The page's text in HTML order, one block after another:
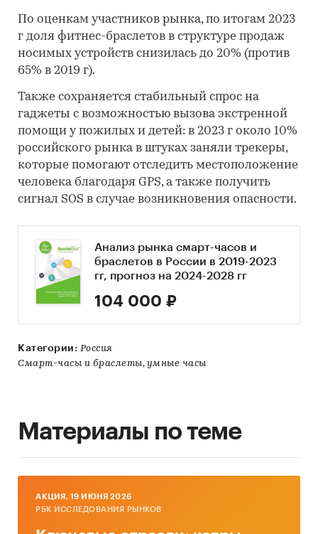
По оценкам участников рынка, по итогам 2023
г доля фитнес-браслетов в структуре продаж
носимых устройств снизилась до 20% (против
65% в 2019 г).
Также сохраняется стабильный спрос на
гаджеты с возможностью вызова экстренной
помощи у пожилых и детей: в 2023 г около 10%
российского рынка в штуках заняли трекеры,
которые помогают отследить местоположение
человека благодаря GPS, а также получить
сигнал SOS в случае возникновения опасности.
Анализ рынка смарт-часов и
браслетов в России в 2019-2023
гг, прогноз на 2024-2028 гг
104 000 ₽
Категории: Россия
Смарт-часы и браслеты, умные часы
Материалы по теме
AКЦИЯ, 19 ИЮНЯ 2026
РБК ИССЛЕДОВАНИЯ РЫНКОВ